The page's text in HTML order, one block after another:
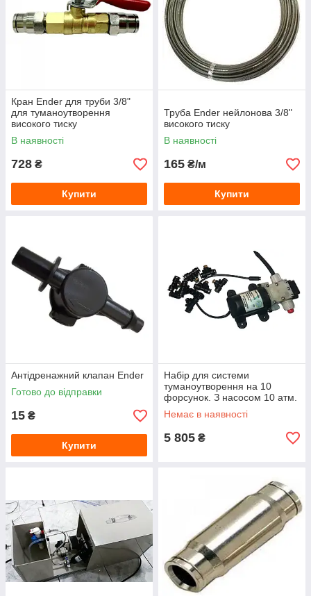
Кран Ender для труби 3/8"
для туманоутворення
високого тиску
В наявності
728 ₴
Купити
Труба Ender нейлонова 3/8"
високого тиску
В наявності
165 ₴/м
Купити
Антідренажний клапан Ender
Готово до відправки
15 ₴
Купити
Набір для системи
туманоутворення на 10
форсунок. З насосом 10 атм.
Немає в наявності
5 805 ₴